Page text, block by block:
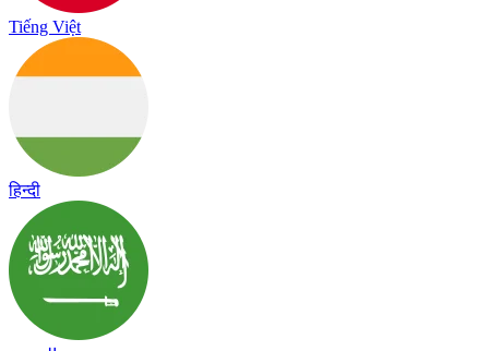
Tiếng Việt
हिन्दी